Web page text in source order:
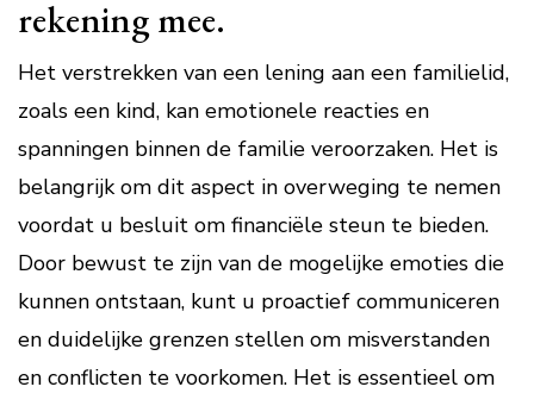
rekening mee.
Het verstrekken van een lening aan een familielid,
zoals een kind, kan emotionele reacties en
spanningen binnen de familie veroorzaken. Het is
belangrijk om dit aspect in overweging te nemen
voordat u besluit om financiële steun te bieden.
Door bewust te zijn van de mogelijke emoties die
kunnen ontstaan, kunt u proactief communiceren
en duidelijke grenzen stellen om misverstanden
en conflicten te voorkomen. Het is essentieel om